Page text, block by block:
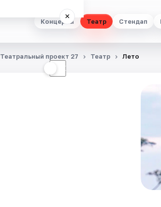
Концерты Театр Стендап
×
☾
Театральный проект 27 Театр Лето